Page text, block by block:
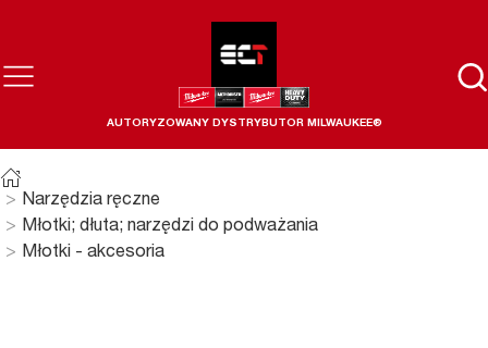
AUTORYZOWANY DYSTRYBUTOR MILWAUKEE®
Narzędzia ręczne
Młotki; dłuta; narzędzi do podważania
Młotki - akcesoria